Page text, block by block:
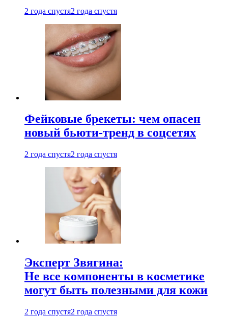
2 года спустя2 года спустя
Фейковые брекеты: чем опасен
новый бьюти-тренд в соцсетях
2 года спустя2 года спустя
Эксперт Звягина:
Не все компоненты в косметике
могут быть полезными для кожи
2 года спустя2 года спустя